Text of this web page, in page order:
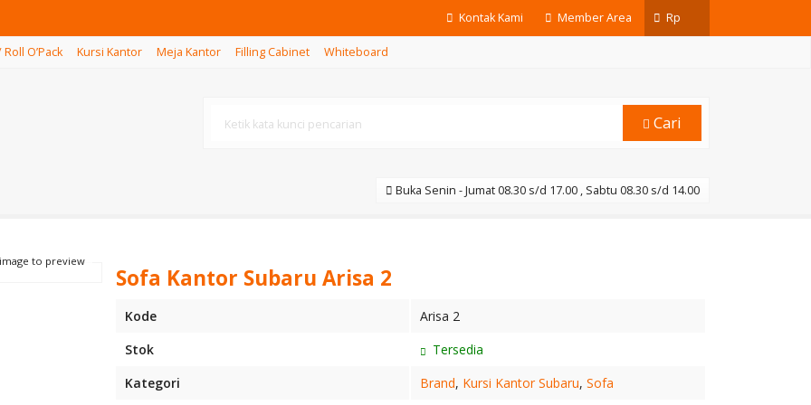
Kontak Kami Member Area Rp
O’Pack Kursi Kantor Meja Kantor Filling Cabinet Whiteboard
Cari
Buka Senin - Jumat 08.30 s/d 17.00 , Sabtu 08.30 s/d 14.00
to preview
Sofa Kantor Subaru Arisa 2
Kode
Arisa 2
Stok
Tersedia
Kategori
Brand, Kursi Kantor Subaru, Sofa